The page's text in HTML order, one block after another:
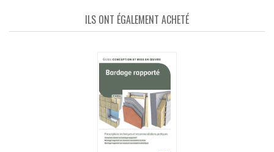
ILS ONT ÉGALEMENT ACHETÉ